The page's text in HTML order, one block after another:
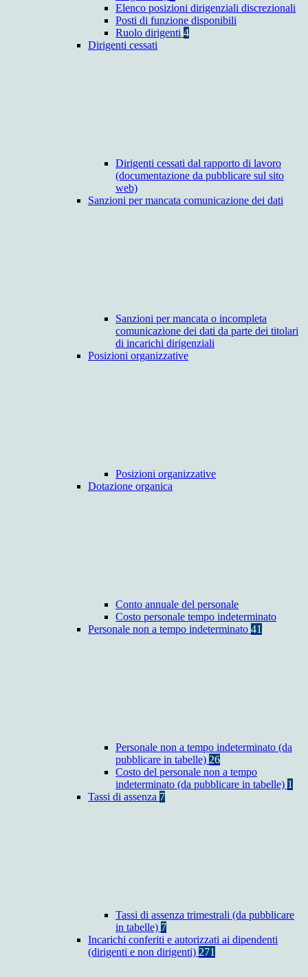
Elenco posizioni dirigenziali discrezionali
Posti di funzione disponibili
Ruolo dirigenti 4
Dirigenti cessati
Dirigenti cessati dal rapporto di lavoro
(documentazione da pubblicare sul sito
web)
Sanzioni per mancata comunicazione dei dati
Sanzioni per mancata o incompleta
comunicazione dei dati da parte dei titolari
di incarichi dirigenziali
Posizioni organizzative
Posizioni organizzative
Dotazione organica
Conto annuale del personale
Costo personale tempo indeterminato
Personale non a tempo indeterminato 41
Personale non a tempo indeterminato (da
pubblicare in tabelle) 26
Costo del personale non a tempo
indeterminato (da pubblicare in tabelle) 1
Tassi di assenza 7
Tassi di assenza trimestrali (da pubblicare
in tabelle) 7
Incarichi conferiti e autorizzati ai dipendenti
(dirigenti e non dirigenti) 271